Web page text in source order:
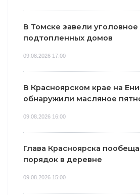
В Томске завели
подтопленных домов
09.08.2026 17:00
В Красноярском крае на
обнаружили масляное
09.08.2026 16:00
Глава Красноярска
порядок в деревне
09.08.2026 15:00